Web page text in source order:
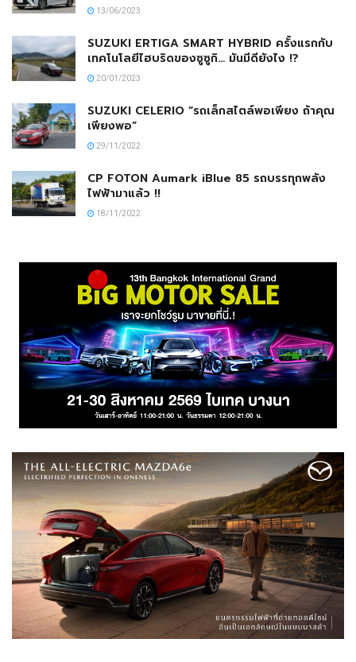
13/06/2023
SUZUKI ERTIGA SMART HYBRID ครั้งแรกกับ
เทคโนโลยีไฮบริดของซูซูกิ… มันมีดียังไง !?
20/01/2023
SUZUKI CELERIO “รถเล็กสไตล์พอเพียง ถ้าคุณ
เพียงพอ”
29/11/2022
CP FOTON Aumark iBlue 85 รถบรรทุกพลัง
ไฟฟ้ามาแล้ว !!
18/11/2022